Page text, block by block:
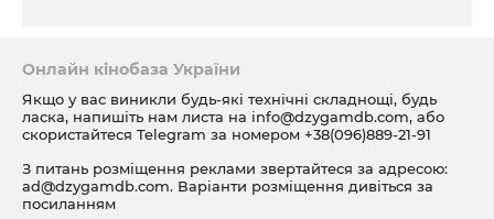
Онлайн кінобаза України
Якщо у вас виникли будь-які технічні складнощі, будь
ласка, напишіть нам листа на info@dzygamdb.com, або
скористайтеся Telegram за номером +38(096)889-21-91
З питань розміщення реклами звертайтеся за адресою:
ad@dzygamdb.com. Варіанти розміщення дивіться за
посиланням